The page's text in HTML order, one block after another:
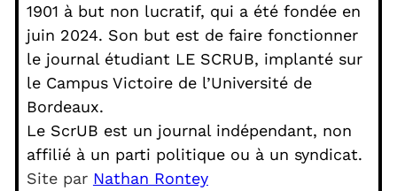
1901 à but non lucratif, qui a été fondée en
juin 2024. Son but est de faire fonctionner
le journal étudiant LE SCRUB, implanté sur
le Campus Victoire de l’Université de
Bordeaux.
Le ScrUB est un journal indépendant, non
affilié à un parti politique ou à un syndicat.
Site par Nathan Rontey